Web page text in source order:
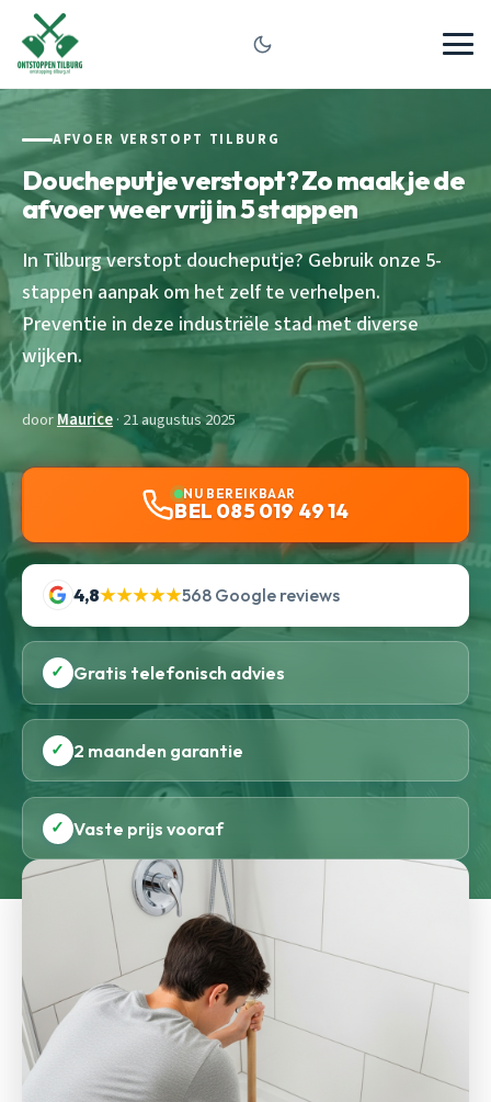
AFVOER VERSTOPT TILBURG
Doucheputje verstopt? Zo maak je de
afvoer weer vrij in 5 stappen
In Tilburg verstopt doucheputje? Gebruik onze 5-
stappen aanpak om het zelf te verhelpen.
Preventie in deze industriële stad met diverse
wijken.
doorMaurice· 21 augustus 2025
NU BEREIKBAAR
BEL 085 019 49 14
4,8★★★★★568 Google reviews
✓ Gratis telefonisch advies
✓ 2 maanden garantie
✓ Vaste prijs vooraf